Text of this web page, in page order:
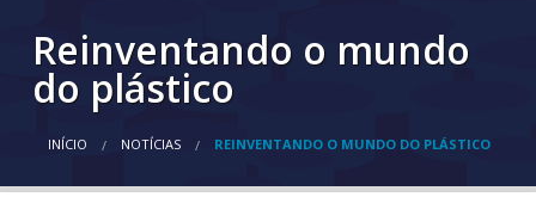
Reinventando o mundo
do plástico
INÍCIO NOTÍCIAS REINVENTANDO O MUNDO DO PLÁSTICO